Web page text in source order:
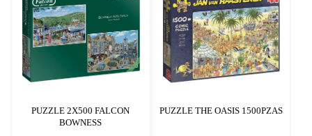
PUZZLE 2X500 FALCON
BOWNESS
PUZZLE THE OASIS 1500PZAS